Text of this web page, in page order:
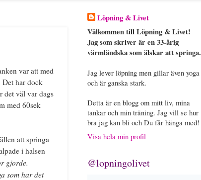
var att med
har dock
det väl var dags
med 60sek
att springa
i halsen
gjorde.
som har det
Löpning & Livet
Välkommen till Löpning & Livet!
Jag som skriver är en 33-årig
värmländska som älskar att springa.
Jag lever löpning men gillar även yoga
och är ganska stark.
Detta är en blogg om mitt liv, mina
tankar och min träning. Jag vill se hur
bra jag kan bli och Du får hänga med!
Visa hela min profil
@lopningolivet